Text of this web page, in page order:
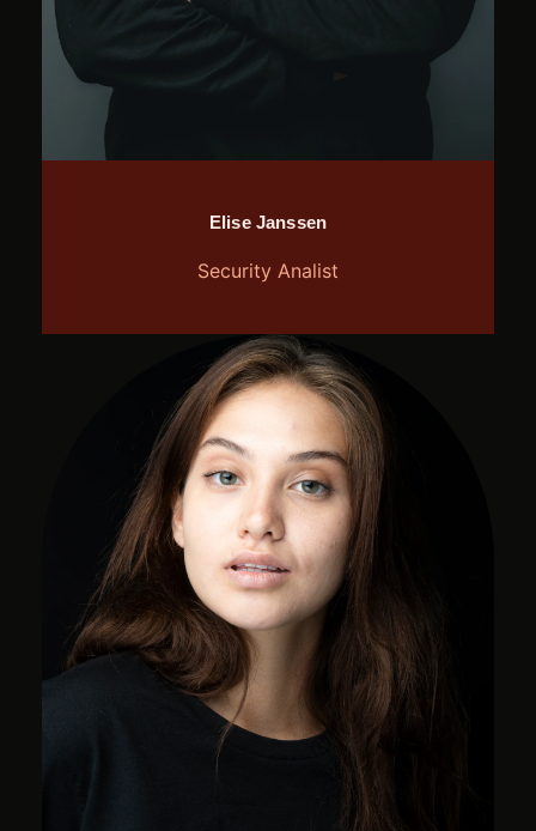
Elise Janssen
Security Analist